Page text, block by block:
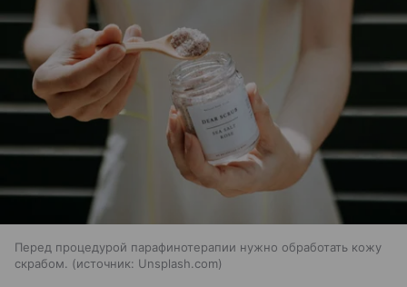
Перед процедурой парафинотерапии нужно обработать кожу
скрабом.
источник: Unsplash.com